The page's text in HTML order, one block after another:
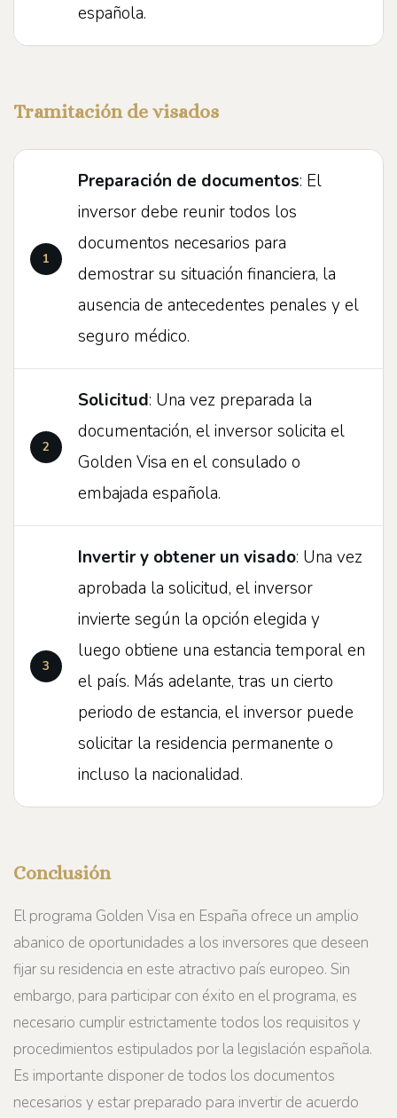
española.
Tramitación de visados
Preparación de documentos: El
inversor debe reunir todos los
documentos necesarios para
demostrar su situación financiera, la
ausencia de antecedentes penales y el
seguro médico.
Solicitud: Una vez preparada la
documentación, el inversor solicita el
Golden Visa en el consulado o
embajada española.
Invertir y obtener un visado: Una vez
aprobada la solicitud, el inversor
invierte según la opción elegida y
luego obtiene una estancia temporal en
el país. Más adelante, tras un cierto
periodo de estancia, el inversor puede
solicitar la residencia permanente o
incluso la nacionalidad.
Conclusión
El programa Golden Visa en España ofrece un amplio
abanico de oportunidades a los inversores que deseen
fijar su residencia en este atractivo país europeo. Sin
embargo, para participar con éxito en el programa, es
necesario cumplir estrictamente todos los requisitos y
procedimientos estipulados por la legislación española.
Es importante disponer de todos los documentos
necesarios y estar preparado para invertir de acuerdo